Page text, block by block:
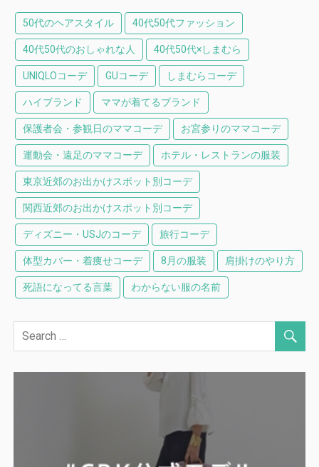
50代のヘアスタイル 40代50代ファッション
40代50代のおしゃれな人 40代50代×しまむら
UNIQLOコーデ GUコーデ しまむらコーデ
ハイブランド ママが着てるブランド
保護者会・参観日のママコーデ お宮参りのママコーデ
運動会・遠足のママコーデ ホテル・レストランの服装
東京近郊のお出かけスポット別コーデ
関西近郊のお出かけスポット別コーデ
ディズニー・USJのコーデ 旅行コーデ
体型カバー・着痩せコーデ 8月の服装 肩掛けのやり方
死語になってる言葉 わからない服の名前